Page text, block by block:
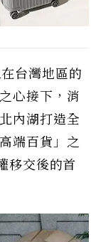
台灣地區的
心接下，消
內湖打造全
端百貨」之
移交後的首